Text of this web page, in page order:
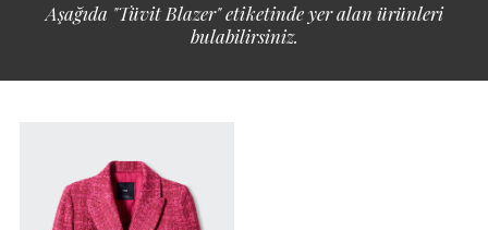
Aşağıda "Tüvit Blazer" etiketinde yer alan ürünleri
bulabilirsiniz.